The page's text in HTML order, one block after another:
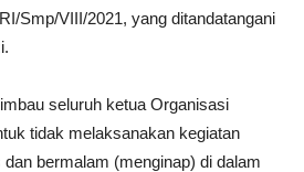
Smp/VIII/2021, yang ditandatangani
seluruh ketua Organisasi
tidak melaksanakan kegiatan
bermalam (menginap) di dalam